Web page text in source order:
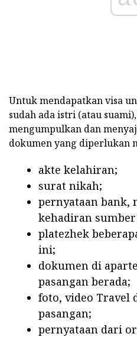
Untuk mendapatkan visa
sudah ada istri (atau
mengumpulkan dan
dokumen yang diperlukan
akte kelahiran;
surat nikah;
pernyataan bank,
kehadiran
platezhek
ini;
dokumen di
pasangan berada;
foto, video Travel
pasangan;
pernyataan dari